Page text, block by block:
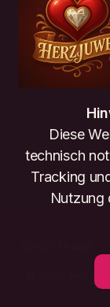
© 2026
Diese
technisch
Tracking
Nutzung